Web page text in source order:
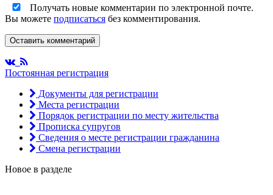
Получать новые комментарии по электронной почте.
Вы можете подписаться без комментирования.
Оставить комментарий
Постоянная регистрация
Документы для регистрации
Места регистрации
Порядок регистрации по месту жительства
Прописка супругов
Сведения о месте регистрации гражданина
Смена регистрации
Новое в разделе